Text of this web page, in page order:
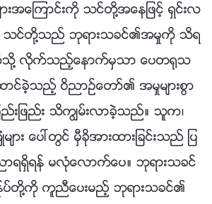
အေၾကာင္းကို သင္တို႔အေနျဖင့္ ရွင္းလ
သင္တို႔သည္ ဘုရားသခင္၏အမႈကို သိရ
သို႔ လိုက္သည့္ေနာက္မွသာ ေပတ႐ုသ
င္ခဲ့သည့္ ဝိညာဥ္ေတာ္၏ အမႈမ်ားစြာ
းျဖည္း သိကြၽမ္းလာခဲ့သည္။ သူက၊
း ေပၚတြင္ မွီခိုအားထားျခင္းသည္ ျပ
ရွိရန္ မလုံေလာက္ေပ။ ဘုရားသခင္
န္ုပ္တို႔ကို ကူညီေပးမည့္ ဘုရားသခင္၏